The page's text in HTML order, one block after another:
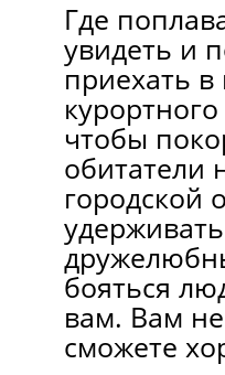
Где
увидеть и
приехать в
чтобы
обитатели
городской
бояться
вам. Вам
сможете